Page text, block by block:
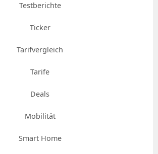
Testberichte
Ticker
Tarifvergleich
Tarife
Deals
Mobilität
Smart Home